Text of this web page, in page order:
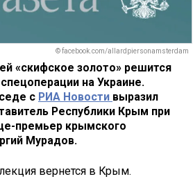
© facebook.com/allardpiersonamsterdam
«скифское золото» решится
на Украине.
с РИА Новости выразил
Республики Крым при
премьер крымского
Мурадов.
вернется в Крым.